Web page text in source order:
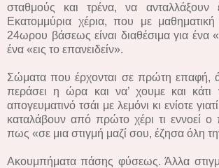
σταθμούς και τρένα, να ανταλλάξουν
Εκατομμύρια χέρια, που με μαθηματική
24ωρου βάσεως είναι διαθέσιμα για ένα
ένα «εις το επανειδείν».
Σώματα που έρχονται σε πρώτη επαφή,
περάσει η ώρα και να’ χουμε και κάτι
απογευματινό τσάι με λεμόνι κι ενίοτε
καταλάβουν από πρώτο χέρι τι εννοεί ο
πως «σε μια στιγμή μαζί σου, έζησα όλη
Ακουμπήματα πάσης φύσεως. Άλλα